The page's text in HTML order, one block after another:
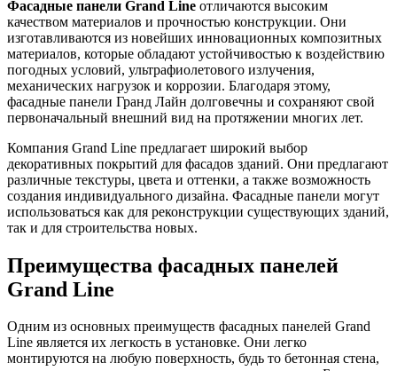
Фасадные панели Grand Line отличаются высоким
качеством материалов и прочностью конструкции. Они
изготавливаются из новейших инновационных композитных
материалов, которые обладают устойчивостью к воздействию
погодных условий, ультрафиолетового излучения,
механических нагрузок и коррозии. Благодаря этому,
фасадные панели Гранд Лайн долговечны и сохраняют свой
первоначальный внешний вид на протяжении многих лет.
Компания Grand Line предлагает широкий выбор
декоративных покрытий для фасадов зданий. Они предлагают
различные текстуры, цвета и оттенки, а также возможность
создания индивидуального дизайна. Фасадные панели могут
использоваться как для реконструкции существующих зданий,
так и для строительства новых.
Преимущества фасадных панелей
Grand Line
Одним из основных преимуществ фасадных панелей Grand
Line является их легкость в установке. Они легко
монтируются на любую поверхность, будь то бетонная стена,